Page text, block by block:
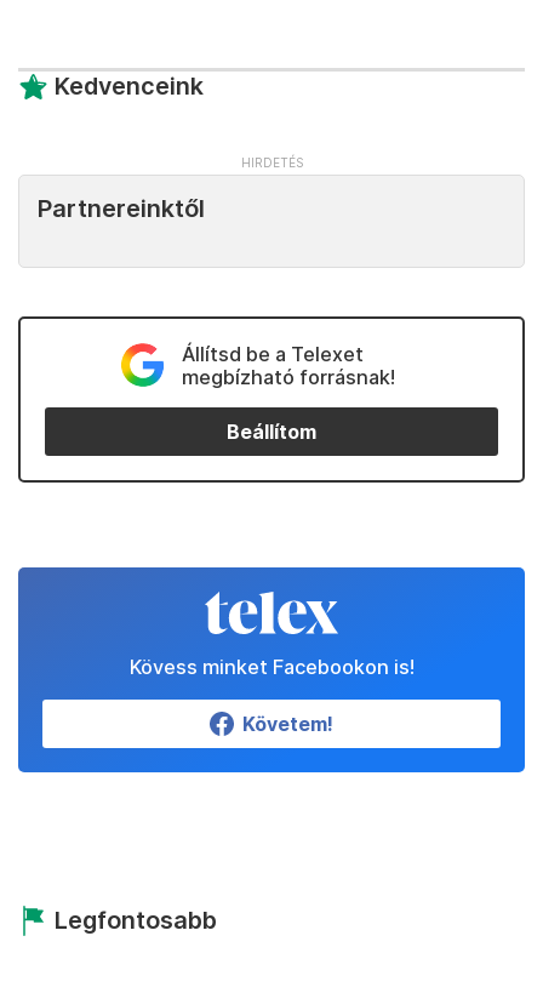
Kedvenceink
Partnereinktől
Állítsd be a Telexet
megbízható forrásnak!
Beállítom
Kövess minket Facebookon is!
Követem!
Legfontosabb